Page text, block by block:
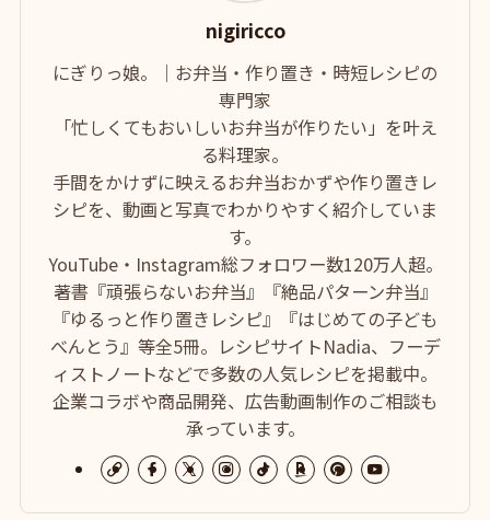
nigiricco
にぎりっ娘。｜お弁当・作り置き・時短レシピの
専門家
「忙しくてもおいしいお弁当が作りたい」を叶え
る料理家。
手間をかけずに映えるお弁当おかずや作り置きレ
シピを、動画と写真でわかりやすく紹介していま
す。
YouTube・Instagram総フォロワー数120万人超。
著書『頑張らないお弁当』『絶品パターン弁当』
『ゆるっと作り置きレシピ』『はじめての子ども
べんとう』等全5冊。レシピサイトNadia、フーデ
ィストノートなどで多数の人気レシピを掲載中。
企業コラボや商品開発、広告動画制作のご相談も
承っています。